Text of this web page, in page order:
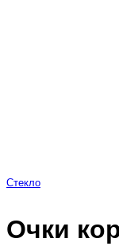
Стекло
Очки